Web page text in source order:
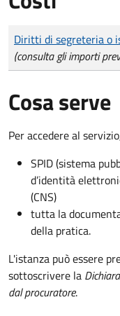
Tipo di pagamento
Importo
Diritti di segreteria o
(consulta gli importi
Cosa serve
Per accedere al
SPID (sistema
d’identità
(CNS)
tutta la
della pratica.
L'istanza può essere
sottoscrivere la
dal procuratore.